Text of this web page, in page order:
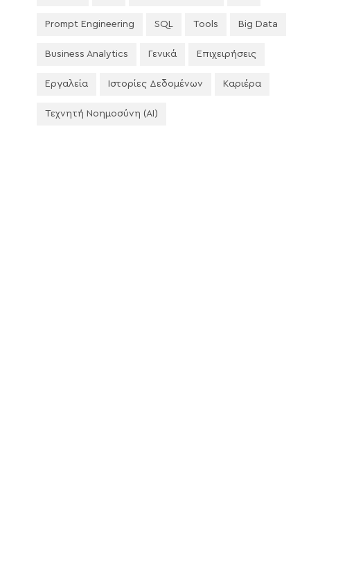
Prompt Engineering SQL Tools Big Data
Business Analytics Γενικά Επιχειρήσεις
Εργαλεία Ιστορίες Δεδομένων Καριέρα
Τεχνητή Νοημοσύνη (AI)